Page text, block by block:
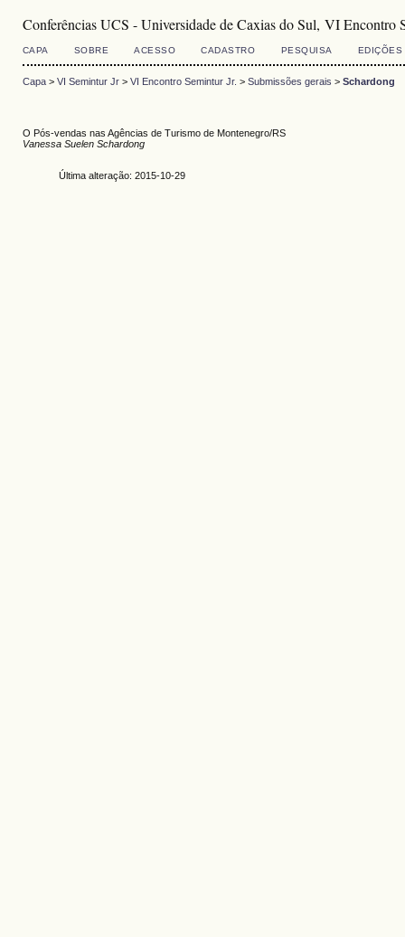
Conferências UCS - Universidade de Caxias do Sul, VI Encontro
CAPA SOBRE ACESSO CADASTRO PESQUISA EDIÇÕES
Capa> VI Semintur Jr> VI Encontro Semintur Jr. > Submissões gerais > Schardong
O Pós-vendas nas Agências de Turismo de Montenegro/RS
Vanessa Suelen Schardong
Última alteração: 2015-10-29